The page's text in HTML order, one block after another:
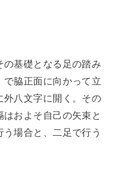
の基礎となる足の踏み
脇正面に向かって立
外八文字に開く。その
およそ自己の矢束と
場合と、二足で行う